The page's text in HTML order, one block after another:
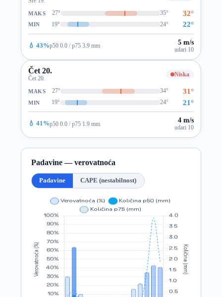
MAKS 27° 35° 32°
MIN 19° 24° 22°
💧 43%p50 0.0 / p75 3.9 mm 5 m/s
udari 10
Čet 20.
Čet 20.
Niska
MAKS 27° 34° 31°
MIN 19° 24° 21°
💧 41%p50 0.0 / p75 1.9 mm 4 m/s
udari 10
Padavine — verovatnoća
Padavine CAPE (nestabilnost)